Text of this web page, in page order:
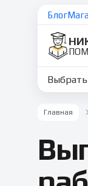
Блог
Главная